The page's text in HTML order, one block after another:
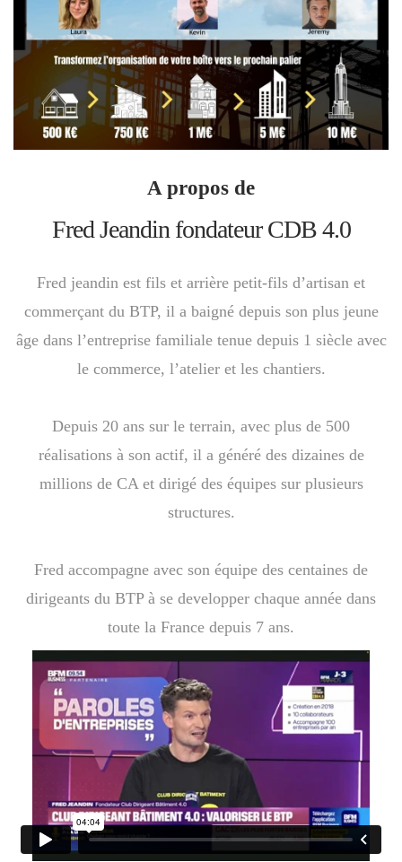
A propos de
Fred Jeandin fondateur CDB 4.0
Fred jeandin est fils et arrière petit-fils d’artisan et
commerçant du BTP, il a baigné depuis son plus jeune
âge dans l’entreprise familiale tenue depuis 1 siècle avec
le commerce, l’atelier et les chantiers.
Depuis 20 ans sur le terrain, avec plus de 500
réalisations à son actif, il a généré des dizaines de
millions de CA et dirigé des équipes sur plusieurs
structures.
Fred accompagne avec son équipe des centaines de
dirigeants du BTP à se developper chaque année dans
toute la France depuis 7 ans.